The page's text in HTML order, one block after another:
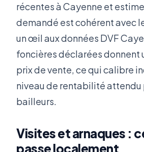
récentes à Cayenne et
demandé est cohérent avec
un œil aux données DVF
foncières déclarées donnent
prix de vente, ce qui calibre
niveau de rentabilité attendu
bailleurs.
Visites et arnaques :
passe localement